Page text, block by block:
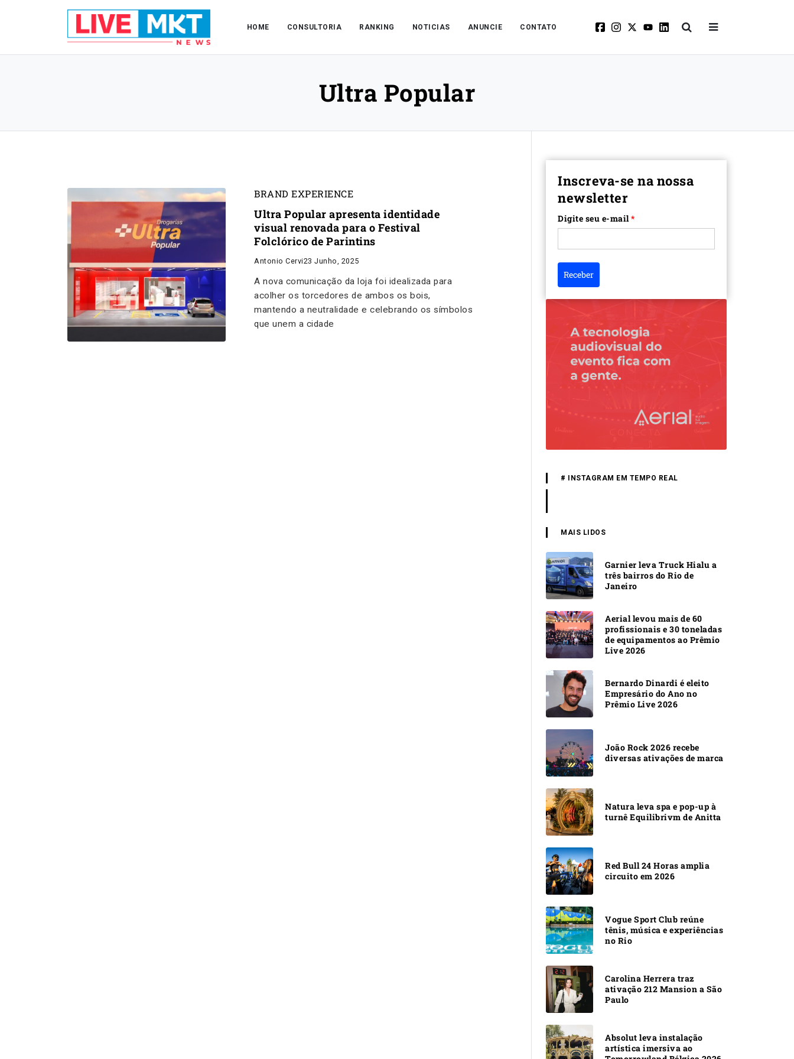
HOME CONSULTORIA RANKING NOTICIAS ANUNCIE CONTATO
Ultra Popular
BRAND EXPERIENCE
Ultra Popular apresenta identidade
visual renovada para o Festival
Folclórico de Parintins
Antonio Cervi23 Junho, 2025
A nova comunicação da loja foi idealizada para
acolher os torcedores de ambos os bois,
mantendo a neutralidade e celebrando os símbolos
que unem a cidade
Inscreva-se na nossa
newsletter
Digite seu e-mail*
Receber
# INSTAGRAM EM TEMPO REAL
MAIS LIDOS
Garnier leva Truck Hialu a
três bairros do Rio de
Janeiro
Aerial levou mais de 60
profissionais e 30 toneladas
de equipamentos ao Prêmio
Live 2026
Bernardo Dinardi é eleito
Empresário do Ano no
Prêmio Live 2026
João Rock 2026 recebe
diversas ativações de marca
Natura leva spa e pop-up à
turnê Equilibrivm de Anitta
Red Bull 24 Horas amplia
circuito em 2026
Vogue Sport Club reúne
tênis, música e experiências
no Rio
Carolina Herrera traz
ativação 212 Mansion a São
Paulo
Absolut leva instalação
artística imersiva ao